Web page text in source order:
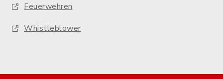
Feuerwehren
Whistleblower